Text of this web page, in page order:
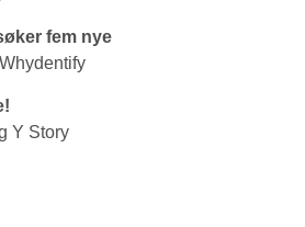
fem nye
Y Story